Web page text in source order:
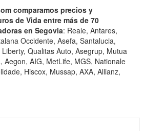
comparamos precios y
de Vida entre más de 70
en Segovia: Reale, Antares,
Occidente, Asefa, Santalucia,
Qualitas Auto, Asegrup, Mutua
Aegon, AIG, MetLife, MGS, Nationale
Hiscox, Mussap, AXA, Allianz,